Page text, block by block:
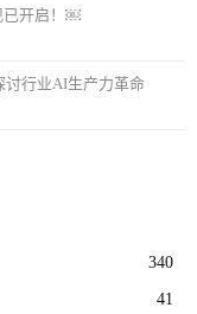
已开启！￼
讨行业AI生产力革命
340
41